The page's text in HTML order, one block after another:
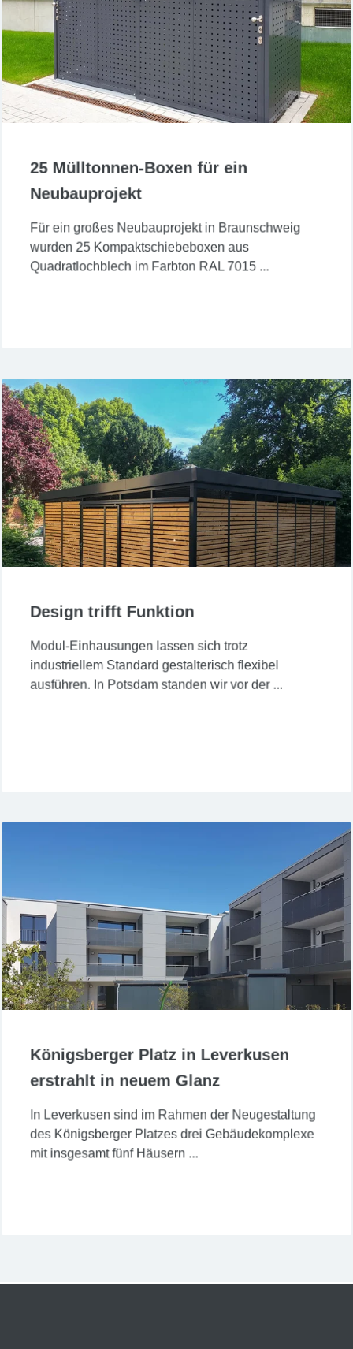
25 Mülltonnen-Boxen für ein
Neubauprojekt
Für ein großes Neubauprojekt in Braunschweig
wurden 25 Kompaktschiebeboxen aus
Quadratlochblech im Farbton RAL 7015 ...
Design trifft Funktion
Modul-Einhausungen lassen sich trotz
industriellem Standard gestalterisch flexibel
ausführen. In Potsdam standen wir vor der ...
Königsberger Platz in Leverkusen
erstrahlt in neuem Glanz
In Leverkusen sind im Rahmen der Neugestaltung
des Königsberger Platzes drei Gebäudekomplexe
mit insgesamt fünf Häusern ...